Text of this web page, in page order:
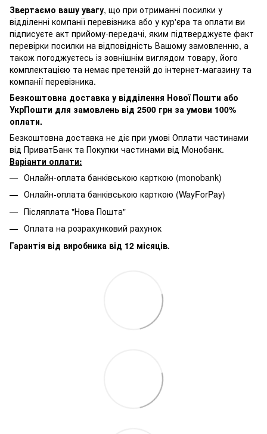
Звертаємо вашу увагу, що при отриманні посилки у
відділенні компанії перевізника або у кур'єра та оплати ви
підписуєте акт прийому-передачі, яким підтверджуєте факт
перевірки посилки на відповідність Вашому замовленню, а
також погоджуєтесь із зовнішнім виглядом товару, його
комплектацією та немає претензій до інтернет-магазину та
компанії перевізника.
Безкоштовна доставка у відділення Нової Пошти або
УкрПошти для замовлень від 2500 грн за умови 100%
оплати.
Безкоштовна доставка не діє при умові Оплати частинами
від ПриватБанк та Покупки частинами від Монобанк.
Варіанти оплати:
Онлайн-оплата банківською карткою (monobank)
Онлайн-оплата банківською карткою (WayForPay)
Післяплата "Нова Пошта"
Оплата на розрахунковий рахунок
Гарантія від виробника від 12 місяців.